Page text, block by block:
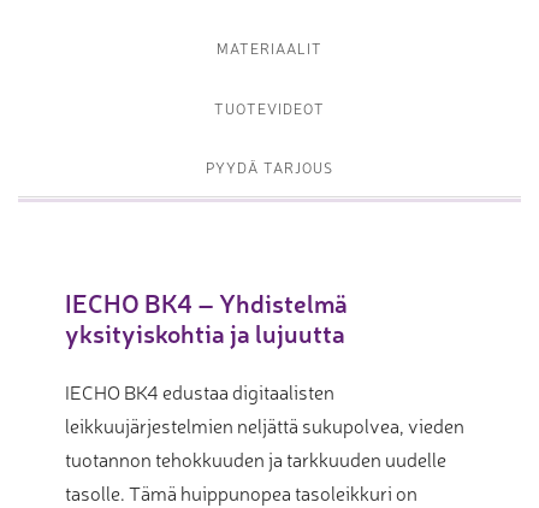
MATERIAALIT
TUOTEVIDEOT
PYYDÄ TARJOUS
IECHO BK4 – Yhdistelmä
yksityiskohtia ja lujuutta
IECHO BK4 edustaa digitaalisten
leikkuujärjestelmien neljättä sukupolvea, vieden
tuotannon tehokkuuden ja tarkkuuden uudelle
tasolle. Tämä huippunopea tasoleikkuri on